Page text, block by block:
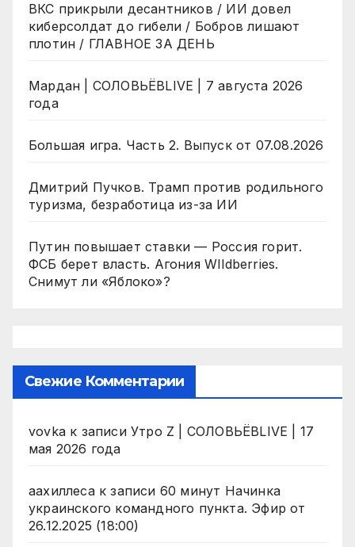
ВКС прикрыли десантников / ИИ довел
киберсолдат до гибели / Бобров лишают
плотин / ГЛАВНОЕ ЗА ДЕНЬ
Мардан | СОЛОВЬЁВLIVE | 7 августа 2026
года
Большая игра. Часть 2. Выпуск от 07.08.2026
Дмитрий Пучков. Трамп против родильного
туризма, безработица из-за ИИ
Путин повышает ставки — Россия горит.
ФСБ берет власть. Агония WIldberries.
Снимут ли «Яблоко»?
Свежие Комментарии
vovka к записи Утро Z | СОЛОВЬЁВLIVE | 17
мая 2026 года
аахиллесак записи 60 минут Начинка
украинского командного пункта. Эфир от
26.12.2025 (18:00)